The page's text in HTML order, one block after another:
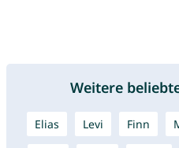
Weitere
Elias Levi Finn